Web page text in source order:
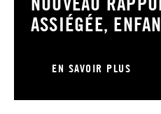
ASSIÉGÉE,
EN SAVOIR PLUS